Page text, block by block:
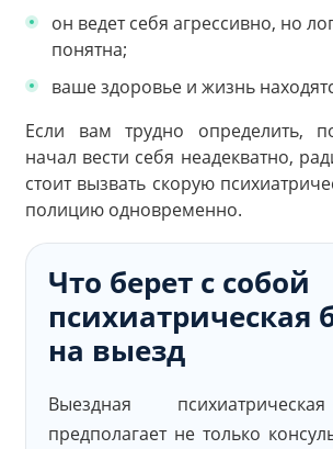
он ведет себя агрессивно, но
понятна;
ваше здоровье и жизнь
Если вам трудно определить,
начал вести себя неадекватно,
стоит вызвать скорую
полицию одновременно.
Что берет с собой
психиатрическая
на выезд
Выездная
предполагает не только